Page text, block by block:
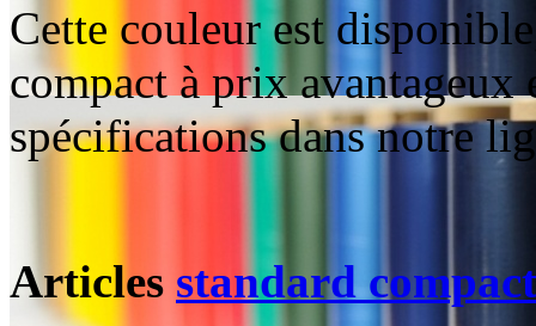
Cette couleur est
compact à prix avantageux
spécifications dans notre
Articles standard compact